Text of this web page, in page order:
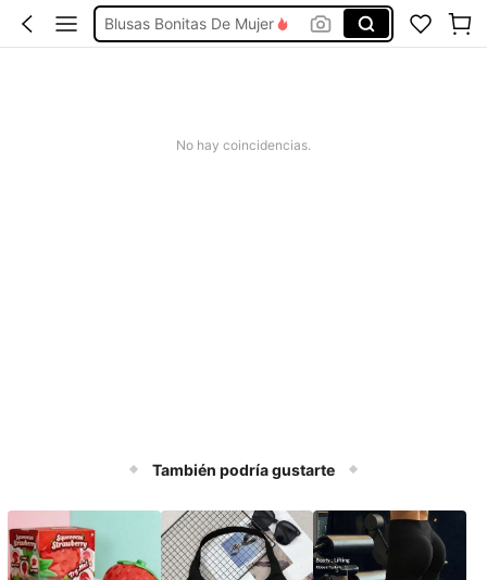
Blusas Bonitas De Mujer
No hay coincidencias.
También podría gustarte